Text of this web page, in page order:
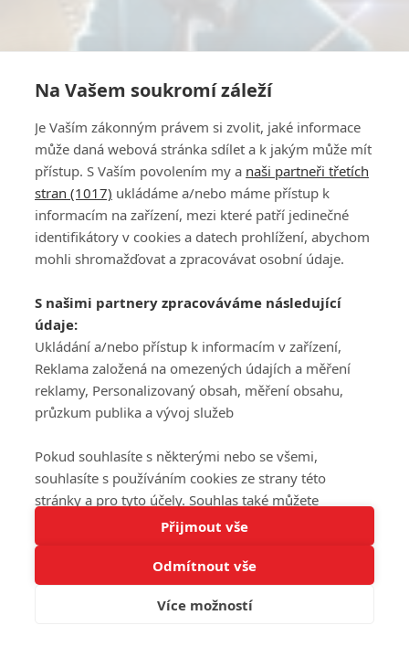
Tato stránka používá soubory cookies.
Rozumím
Na Vašem soukromí záleží
Je Vaším zákonným právem si zvolit, jaké informace
může daná webová stránka sdílet a k jakým může mít
přístup. S Vaším povolením my a naši partneři třetích
stran (1017) ukládáme a/nebo máme přístup k
informacím na zařízení, mezi které patří jedinečné
identifikátory v cookies a datech prohlížení, abychom
mohli shromažďovat a zpracovávat osobní údaje.
S našimi partnery zpracováváme následující
údaje:
Ukládání a/nebo přístup k informacím v zařízení,
Reklama založená na omezených údajích a měření
reklamy, Personalizovaný obsah, měření obsahu,
průzkum publika a vývoj služeb
Pokud souhlasíte s některými nebo se všemi,
souhlasíte s používáním cookies ze strany této
stránky a pro tyto účely. Souhlas také můžete
odmítnout, ale v takovém případě vám na stránce
nebudou k dispozici některé personalizované funkce.
Vaše volby souhlasu se budou vztahovat pouze na
tuto webovou stránku. Vaše nastavení a odvolání
souhlasu můžete kdykoli změnit na stránce s
Přijmout vše
Odmítnout vše
Více možností